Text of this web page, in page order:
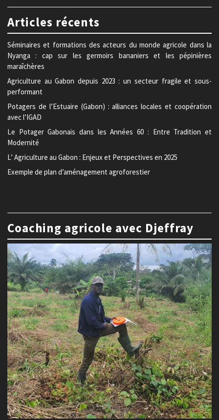
Articles récents
Séminaires et formations des acteurs du monde agricole dans la
Nyanga : cap sur les germoirs bananiers et les pépinières
maraîchères
Agriculture au Gabon depuis 2023 : un secteur fragile et sous-
performant
Potagers de l’Estuaire (Gabon) : alliances locales et coopération
avec l’IGAD
Le Potager Gabonais dans les Années 60 : Entre Tradition et
Modernité
L’ Agriculture au Gabon : Enjeux et Perspectives en 2025
Exemple de plan d’aménagement agroforestier
Coaching agricole avec Djeffray